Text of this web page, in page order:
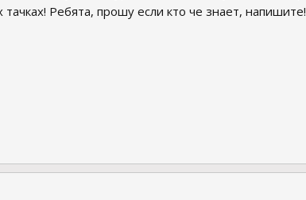
Ребята, прошу если кто че знает, напишите!